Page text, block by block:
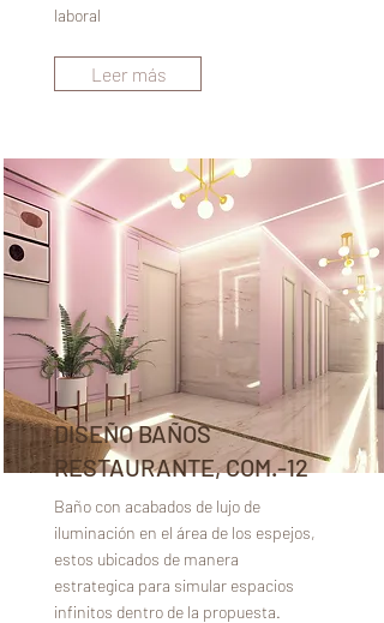
laboral
Leer más
DISEÑO BAÑOS
RESTAURANTE, COM.-12
Baño con acabados de lujo de
iluminación en el área de los espejos,
estos ubicados de manera
estrategica para simular espacios
infinitos dentro de la propuesta.